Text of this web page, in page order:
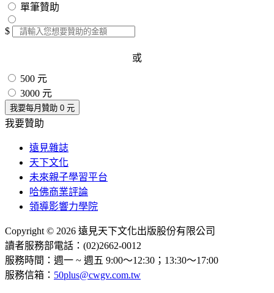
單筆贊助
$
或
500 元
3000 元
我要每月贊助 0 元
我要贊助
遠見雜誌
天下文化
未來親子學習平台
哈佛商業評論
領導影響力學院
Copyright © 2026 遠見天下文化出版股份有限公司
讀者服務部電話：(02)2662-0012
服務時間：週一 ~ 週五 9:00～12:30；13:30～17:00
服務信箱： 50plus@cwgv.com.tw